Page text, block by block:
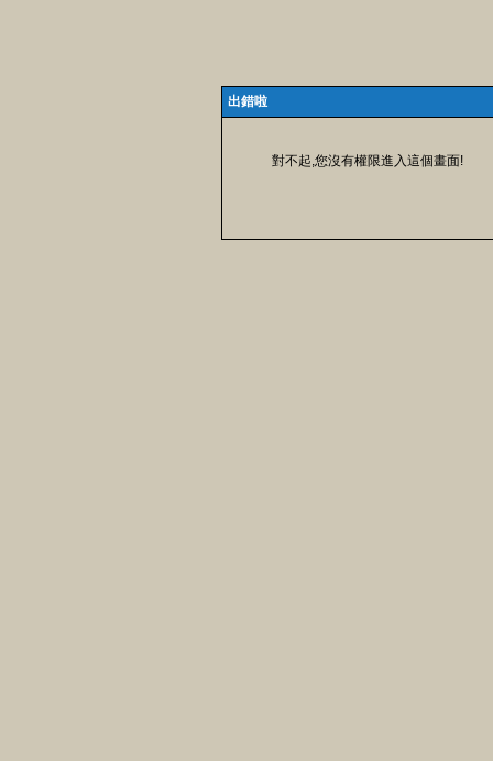
出錯啦
對不起,您沒有權限進入這個畫面!